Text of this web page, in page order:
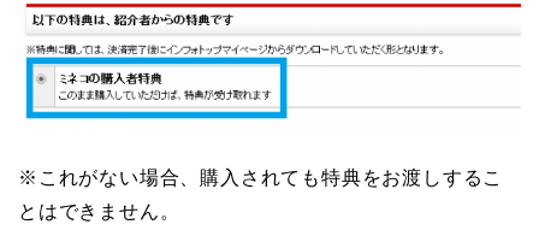
※これがない場合、購入されても特典をお渡しするこ
とはできません。